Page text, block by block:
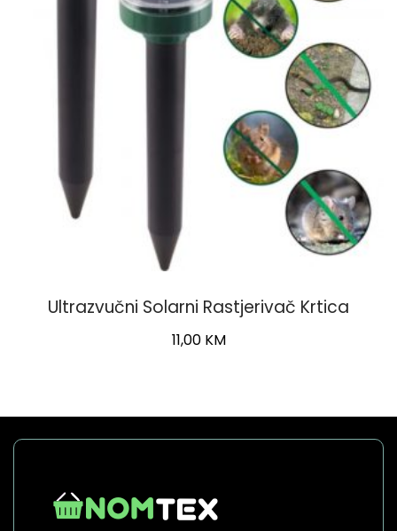
Ultrazvučni Solarni Rastjerivač Krtica
11,00 KM